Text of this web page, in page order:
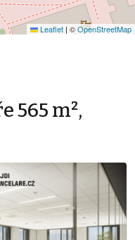
Leaflet | ©OpenStreetMap
565 m²,